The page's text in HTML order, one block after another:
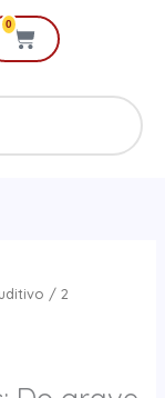
0
Cart
/ 2